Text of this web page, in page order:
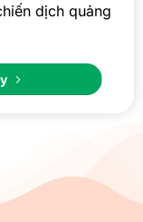
dịch quảng